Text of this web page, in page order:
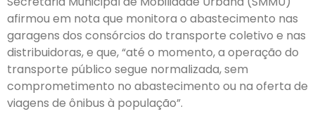
afirmou em nota que monitora o abastecimento nas
garagens dos consórcios do transporte coletivo e nas
distribuidoras, e que, “até o momento, a operação do
transporte público segue normalizada, sem
comprometimento no abastecimento ou na oferta de
viagens de ônibus à população”.